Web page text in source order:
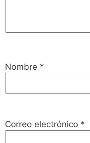
Nombre *
Correo electrónico *